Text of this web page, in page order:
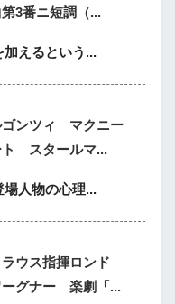
3番ニ短調（...
えるという...
ンツィ マクニー
スタールマ...
場人物の心理...
ウス指揮ロンド
グナー 楽劇「...